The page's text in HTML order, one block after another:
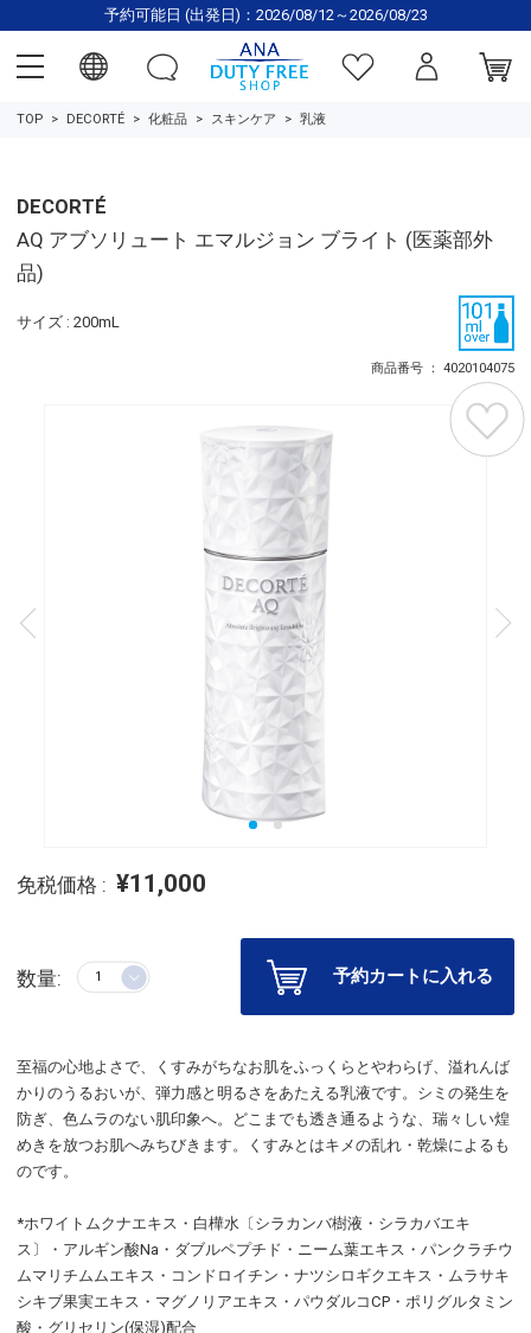
予約可能日 (出発日)：2026/08/12～2026/08/23
TOP DECORTÉ 化粧品 スキンケア 乳液
DECORTÉ
AQ アブソリュート エマルジョン ブライト (医薬部外
品)
サイズ : 200mL
商品番号 ： 4020104075
免税価格 : ¥11,000
数量: 予約カートに入れる
至福の心地よさで、くすみがちなお肌をふっくらとやわらげ、溢れんば
かりのうるおいが、弾力感と明るさをあたえる乳液です。シミの発生を
防ぎ、色ムラのない肌印象へ。どこまでも透き通るような、瑞々しい煌
めきを放つお肌へみちびきます。くすみとはキメの乱れ・乾燥によるも
のです。
*ホワイトムクナエキス・白樺水〔シラカンバ樹液・シラカバエキ
ス〕・アルギン酸Na・ダブルペプチド・ニーム葉エキス・パンクラチウ
ムマリチムムエキス・コンドロイチン・ナツシロギクエキス・ムラサキ
シキブ果実エキス・マグノリアエキス・パウダルコCP・ポリグルタミン
酸・グリセリン(保湿)配合